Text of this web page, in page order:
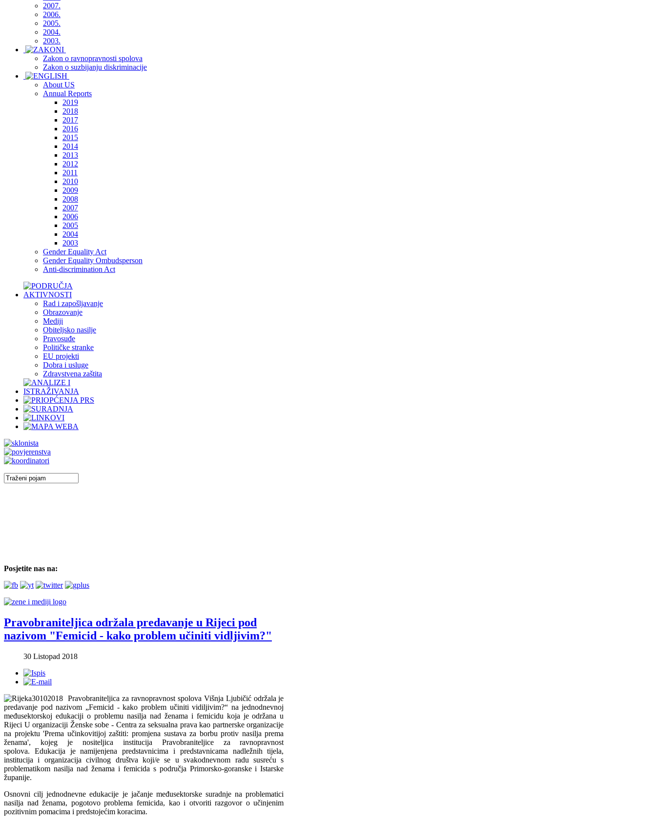
2007.
2006.
2005.
2004.
2003.
Zakon o ravnopravnosti spolova
Zakon o suzbijanju diskriminacije
About US
Annual Reports
2019
2018
2017
2016
2015
2014
2013
2012
2011
2010
2009
2008
2007
2006
2005
2004
2003
Gender Equality Act
Gender Equality Ombudsperson
Anti-discrimination Act
Rad i zapošljavanje
Obrazovanje
Mediji
Obiteljsko nasilje
Pravosuđe
Političke stranke
EU projekti
Dobra i usluge
Zdravstvena zaštita
Posjetite nas na:
Pravobraniteljica održala predavanje u Rijeci pod
nazivom "Femicid - kako problem učiniti vidljivim?"
30 Listopad 2018
Pravobraniteljica za ravnopravnost spolova Višnja Ljubičić održala je
predavanje pod nazivom „Femicid - kako problem učiniti vidiljivim?“ na jednodnevnoj
međusektorskoj edukaciji o problemu nasilja nad ženama i femicidu koja je održana u
Rijeci U organizaciji Ženske sobe - Centra za seksualna prava kao partnerske organizacije
na projektu 'Prema učinkovitijoj zaštiti: promjena sustava za borbu protiv nasilja prema
ženama', kojeg je nositeljica institucija Pravobraniteljice za ravnopravnost
spolova. Edukacija je namijenjena predstavnicima i predstavnicama nadležnih tijela,
institucija i organizacija civilnog društva koji/e se u svakodnevnom radu susreću s
problematikom nasilja nad ženama i femicida s područja Primorsko-goranske i Istarske
županije.
Osnovni cilj jednodnevne edukacije je jačanje međusektorske suradnje na problematici
nasilja nad ženama, pogotovo problema femicida, kao i otvoriti razgovor o učinjenim
pozitivnim pomacima i predstojećim koracima.